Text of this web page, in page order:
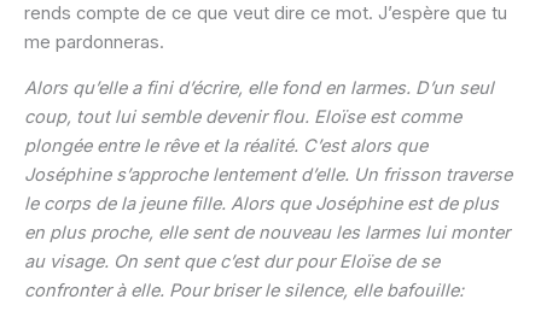
rends compte de ce que veut dire ce mot. J’espère que tu
me pardonneras.
Alors qu’elle a fini d’écrire, elle fond en larmes. D’un seul
coup, tout lui semble devenir flou. Eloïse est comme
plongée entre le rêve et la réalité. C’est alors que
Joséphine s’approche lentement d’elle. Un frisson traverse
le corps de la jeune fille. Alors que Joséphine est de plus
en plus proche, elle sent de nouveau les larmes lui monter
au visage. On sent que c’est dur pour Eloïse de se
confronter à elle. Pour briser le silence, elle bafouille: